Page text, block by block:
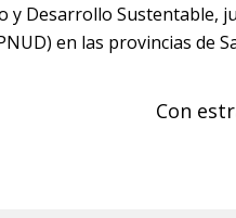
y Desarrollo Sustentable,
en las provincias de
Con